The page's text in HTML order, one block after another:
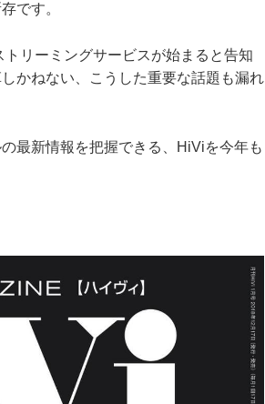
です。
リーミングサービスが始まると告知
かねない、こうした重要な話題も漏れ
最新情報を把握できる、HiViを今年も